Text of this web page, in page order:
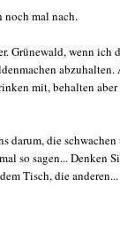
mal nach.
Grünewald, wenn ich
mit, behalten
darum, die
so sagen... Denken
Tisch, die anderen...